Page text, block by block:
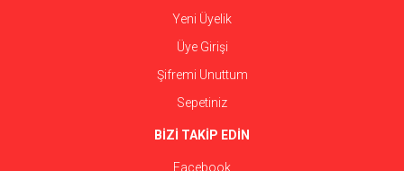
Yeni Üyelik
Üye Girişi
Şifremi Unuttum
Sepetiniz
BİZİ TAKİP EDİN
Facebook